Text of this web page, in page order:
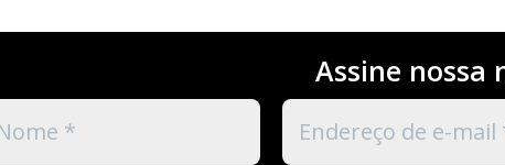
Assine nossa